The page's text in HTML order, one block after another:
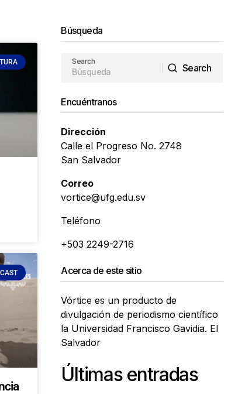
Búsqueda
Search
Search
Encuéntranos
Dirección
Calle el Progreso No. 2748
San Salvador
Correo
vortice@ufg.edu.sv
Teléfono
+503 2249-2716
Acerca de este sitio
Vórtice es un producto de
divulgación de periodismo científico
la Universidad Francisco Gavidia. El
Salvador
Últimas entradas